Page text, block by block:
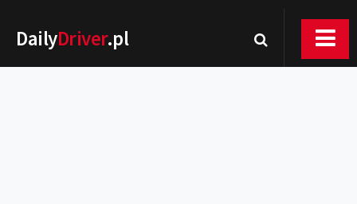
DailyDriver.pl